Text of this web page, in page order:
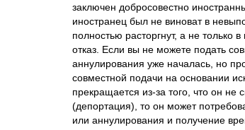
заключен добросовестно
иностранец был не виноват в
полностью расторгнут, а не
отказ. Если вы не можете подать
аннулирования уже началась, но
совместной подачи на основании
прекращается из-за того, что он
(депортация), то он может
или аннулирования и получение